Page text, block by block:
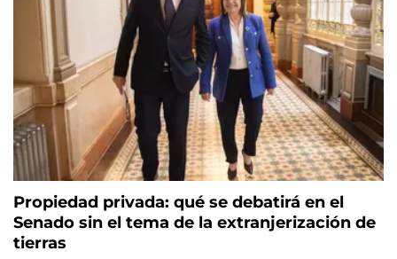
Propiedad privada: qué se debatirá en el
Senado sin el tema de la extranjerización de
tierras